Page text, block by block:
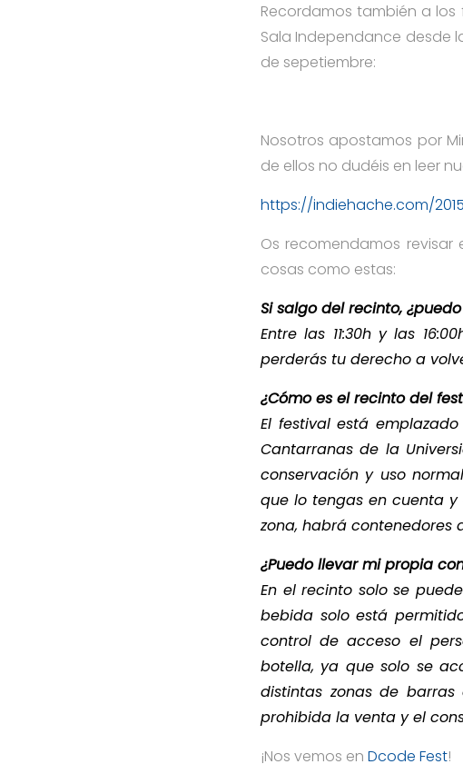
Recordamos también a los
Sala Independance desde
de sepetiembre:
Nosotros apostamos por
de ellos no dudéis en leer
https://indiehache.com/
Os recomendamos
cosas como estas:
Si salgo del recinto,
Entre las 11:30h y las
perderás tu derecho a
¿Cómo es el recinto del
El festival está
Cantarranas de la
conservación y uso
que lo tengas en cuenta
zona, habrá contenedores
¿Puedo llevar mi propia
En el recinto solo se
bebida solo está
control de acceso el
botella, ya que solo se
distintas zonas de
prohibida la venta y el
¡Nos vemos en Dcode Fest!